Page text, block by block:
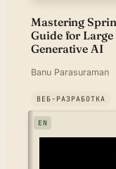
Mastering
Guide for
Generative AI
Banu Parasuraman
ВЕБ-РАЗРАБОТКА
EN